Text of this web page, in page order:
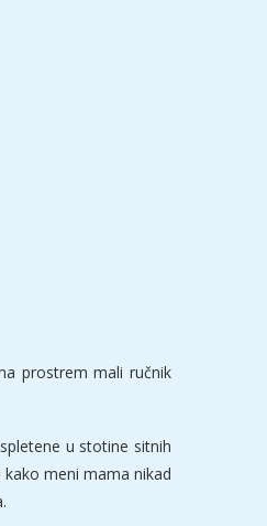
prostrem mali ručnik
u stotine sitnih
meni mama nikad